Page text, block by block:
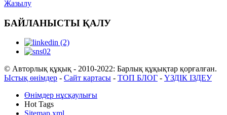
Жазылу
БАЙЛАНЫСТЫ ҚАЛУ
© Авторлық құқық - 2010-2022: Барлық құқықтар қорғалған.
Ыстық өнімдер - Сайт картасы - ТОП БЛОГ - ҮЗДІК ІЗДЕУ
Өнімдер нұсқаулығы
Hot Tags